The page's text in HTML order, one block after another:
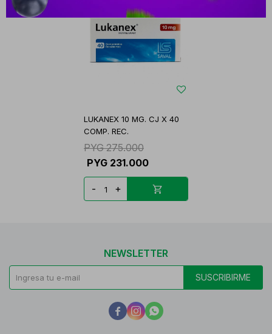
LUKANEX 10 MG. CJ X 40
COMP. REC.
PYG 275.000
PYG 231.000
- +
NEWSLETTER
SUSCRIBIRME
  